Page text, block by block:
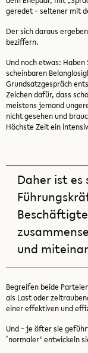
geredet – seltener mit
Der sich daraus
beziffern.
Und noch etwas:
scheinbaren
Grundsatzgespräch
Zeichen dafür, dass
meistens jemand
nicht gesehen und
Höchste Zeit ein
Daher ist es
und
Begreifen beide
als Last oder
einer effektiven und
Und – je öfter sie
’normaler‘ entwickeln